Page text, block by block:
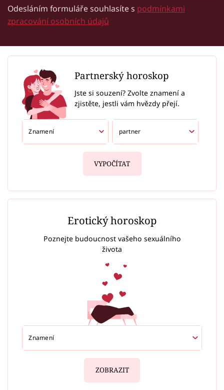
Odesláním formuláře souhlasíte s podmínkami
zpracování osobních údajů
Partnerský horoskop
Jste si souzení? Zvolte znamení a
zjistěte, jestli vám hvězdy přejí.
VYPOČÍTAT
Erotický horoskop
Poznejte budoucnost vašeho sexuálního
života
ZOBRAZIT